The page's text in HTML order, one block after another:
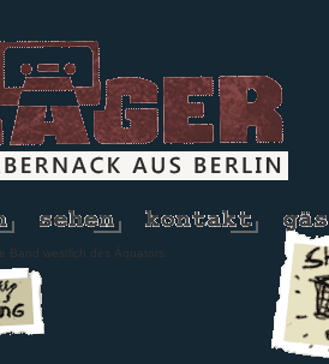
Band westlich des Äquators.